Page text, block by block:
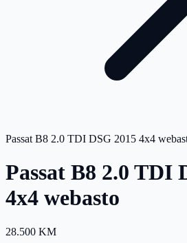
Passat B8 2.0 TDI DSG 2015 4x4
Passat B8 2.0 TDI
4x4 webasto
28.500 KM